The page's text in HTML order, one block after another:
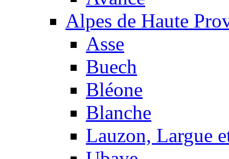
Alpes de Haute
Asse
Buech
Bléone
Blanche
Lauzon, Largue